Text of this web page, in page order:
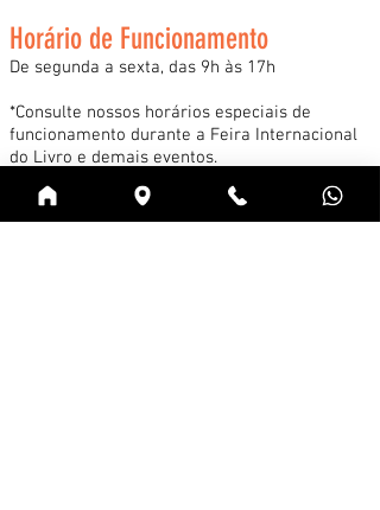
Horário de Funcionamento
De segunda a sexta, das 9h às 17h
*Consulte nossos horários especiais de
funcionamento durante a Feira Internacional
do Livro e demais eventos.